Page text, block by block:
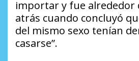
importar y fue alrededor
atrás cuando concluyó
del mismo sexo tenían
casarse”.